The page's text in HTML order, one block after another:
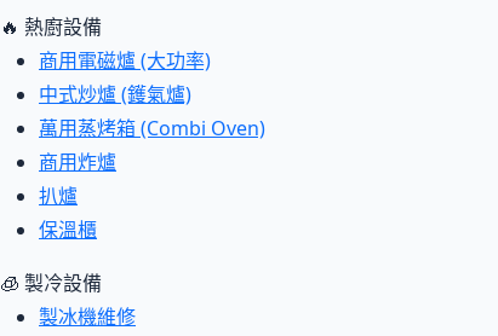
🔥 熱廚設備
商用電磁爐 (大功率)
中式炒爐 (鑊氣爐)
萬用蒸烤箱 (Combi Oven)
商用炸爐
扒爐
保溫櫃
🧊 製冷設備
製冰機維修